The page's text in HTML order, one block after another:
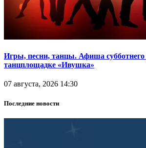
Игры, песни, танцы. Афиша субботнего
танцплощадке «Ивушка»
07 августа, 2026 14:30
Последние новости